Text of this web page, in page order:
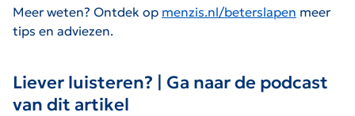
Meer weten? Ontdek op menzis.nl/beterslapen meer
tips en adviezen.
Liever luisteren? | Ga naar de podcast
van dit artikel